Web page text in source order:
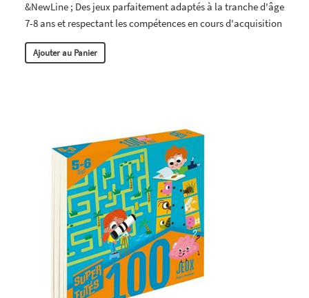
&NewLine ; Des jeux parfaitement adaptés à la tranche d'âge
7-8 ans et respectant les compétences en cours d'acquisition
Ajouter au Panier